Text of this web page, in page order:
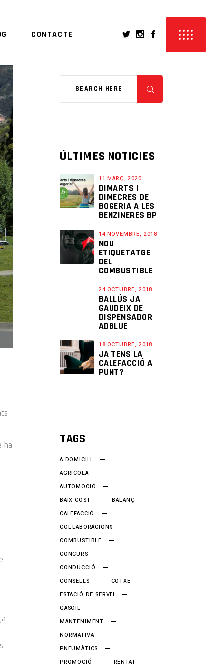
CONTACTE
ha
ÚLTIMES NOTICIES
11 MARÇ, 2020
DIMARTS I
DIMECRES DE
BOGERIA A LES
BENZINERES BP
14 NOVEMBRE, 2018
NOU
ETIQUETATGE
DEL
COMBUSTIBLE
24 OCTUBRE, 2018
BALLÚS JA
GAUDEIX DE
DISPENSADOR
ADBLUE
18 OCTUBRE, 2018
JA TENS LA
CALEFACCIÓ A
PUNT?
TAGS
A DOMICILI
AGRÍCOLA
AUTOMOCIÓ
BAIX COST
BALANÇ
CALEFACCIÓ
COL·LABORACIONS
COMBUSTIBLE
CONCURS
CONDUCCIÓ
CONSELLS
COTXE
ESTACIÓ DE SERVEI
GASOIL
MANTENIMENT
NORMATIVA
PNEUMÀTICS
PROMOCIÓ
RENTAT